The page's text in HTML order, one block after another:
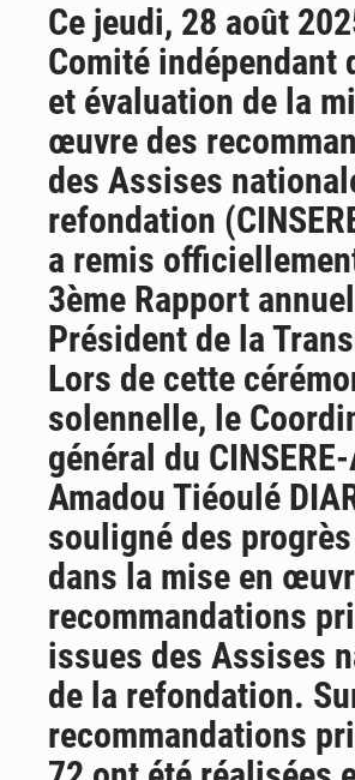
Ce jeudi, 28 août
Comité indépendant
et évaluation de la
œuvre des
des Assises
refondation
a remis
3ème Rapport
Président de la
Lors de cette
solennelle, le
général du
Amadou Tiéoulé
souligné des
dans la mise en
recommandations
issues des Assises
de la refondation.
recommandations